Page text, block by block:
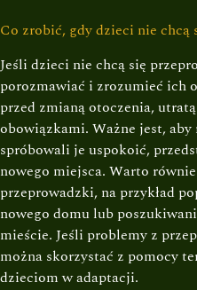
Co zrobić, gdy dzieci nie chcą
Jeśli dzieci nie chcą się
porozmawiać i zrozumieć ich
przed zmianą otoczenia,
obowiązkami. Ważne jest,
spróbowali je uspokoić,
nowego miejsca. Warto
przeprowadzki, na przykład
nowego domu lub
mieście. Jeśli problemy z
można skorzystać z pomocy
dzieciom w adaptacji.